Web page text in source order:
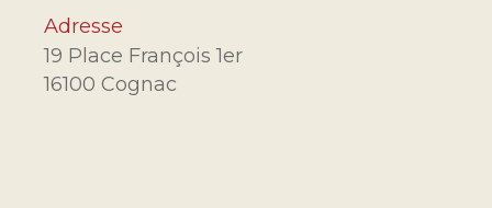
Adresse
19 Place François 1er
16100 Cognac